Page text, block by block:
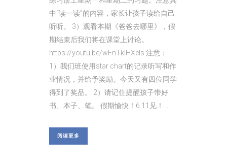
中“读一读”的内容，家长让孩子读给自己
听听。 3）观看本期《爸爸去哪里》，假
期结束后我们将在课堂上讨论。
https://youtu.be/wFnTkIHXels 注意：
1）我们班使用star chart的记录听写和作
业情况，并给予奖励。今天又有四位同学
得到了奖品。 2）请记住提醒孩子带好
书、本子、笔。 假期愉快！6.11见！ ...
阅读更多